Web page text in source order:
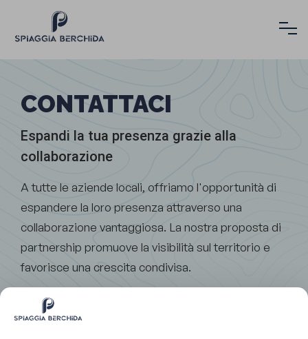
CONTATTACI
Espandi la tua presenza grazie alla
collaborazione
A tutte le aziende locali, offriamo l'opportunità di
espandere la loro presenza attraverso una
collaborazione vantaggiosa. La nostra proposta di
partnership promuove la visibilità sul territorio e
favorisce una crescita condivisa.